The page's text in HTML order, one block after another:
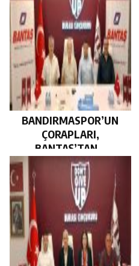
BANDIRMASPOR’UN
ÇORAPLARI,
BANTAŞ’TAN…